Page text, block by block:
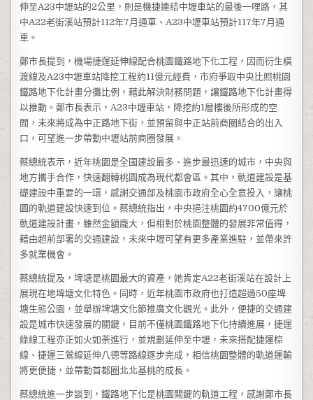
伸至A23中壢站的2公里，則是機捷連結中壢車站的最後一哩路，其
中A22老街溪站預計112年7月通車、A23中壢車站預計117年7月通
車。
鄭市長提到，機場捷運延伸線配合桃園鐵路地下化工程，因而衍生橫
渡線及A23中壢車站降挖工程約11億元經費，市府爭取中央比照桃園
鐵路地下化計畫分攤比例，藉此解決財務問題，讓鐵路地下化計畫得
以推動。鄭市長表示，A23中壢車站，降挖約1層樓後所形成的空
間，未來將成為中正路地下街，並預留與中正站前商圈結合的出入
口，可望進一步帶動中壢站前商圈發展。
蔡總統表示，近年桃園是全國建設最多、進步最迅速的城市，中央與
地方攜手合作，快速翻轉桃園成為現代都會區。其中，軌道建設是基
礎建設中重要的一環，感謝交通部及桃園市政府全心全意投入，讓桃
園的軌道建設快速到位。蔡總統指出，中央挹注桃園約4700億元於
軌道建設計畫，雖然金額龐大，但相對於桃園整體的發展非常值得，
藉由超前部署的交通建設，未來中壢可望有更多產業進駐，並帶來許
多就業機會。
蔡總統提及，埤塘是桃園最大的資產，她肯定A22老街溪站在設計上
展現在地埤塘文化特色。同時，近年桃園市政府也打造超過50座埤
塘生態公園，並舉辦埤塘文化節推廣文化觀光。此外，便捷的交通建
設是城市快速發展的關鍵，目前不僅桃園鐵路地下化持續進展，捷運
綠線工程亦正如火如荼進行，並規劃延伸至中壢，未來搭配捷運棕
線、捷運三鶯線延伸八德等路線逐步完成，相信桃園整體的軌道運輸
將更便捷，並帶動首都圈北北基桃的成長。
蔡總統進一步談到，鐵路地下化是桃園關鍵的軌道工程，感謝鄭市長